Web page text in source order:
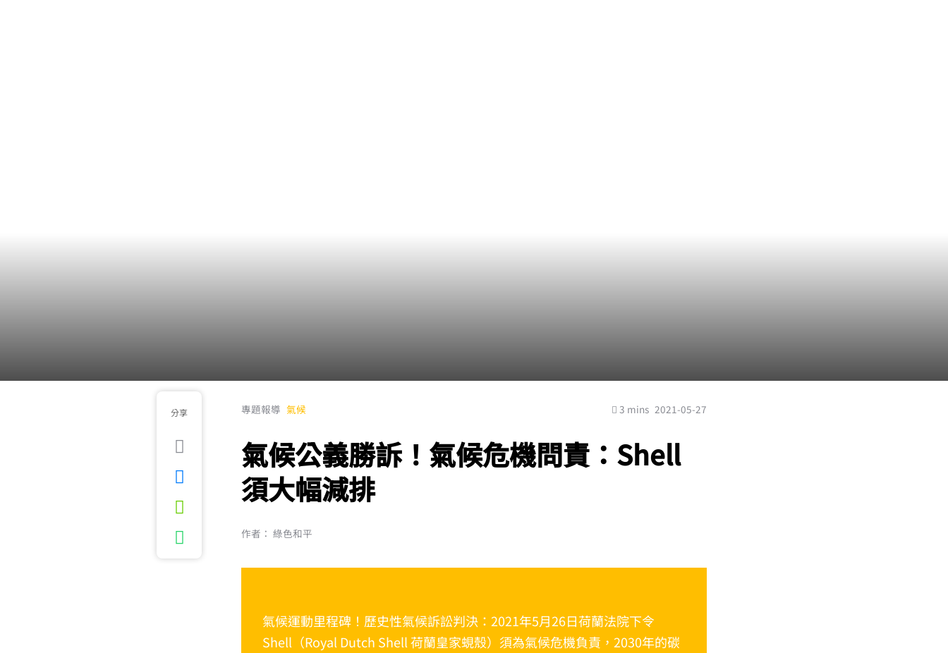
分享 專題報導 氣候 3 mins 2021-05-27
氣候公義勝訴！氣候危機問責：Shell
須大幅減排
作者： 綠色和平
氣候運動里程碑！歷史性氣候訴訟判決：2021年5月26日荷蘭法院下令
Shell（Royal Dutch Shell 荷蘭皇家蜆殼）須為氣候危機負責，2030年的碳